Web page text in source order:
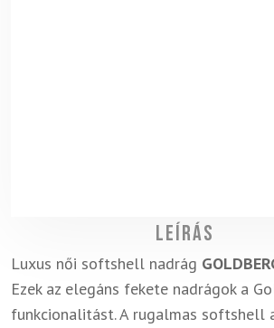
Leírás
Luxus női softshell nadrág
Ezek az elegáns fekete nadrágok a
funkcionalitást. A rugalmas softshell